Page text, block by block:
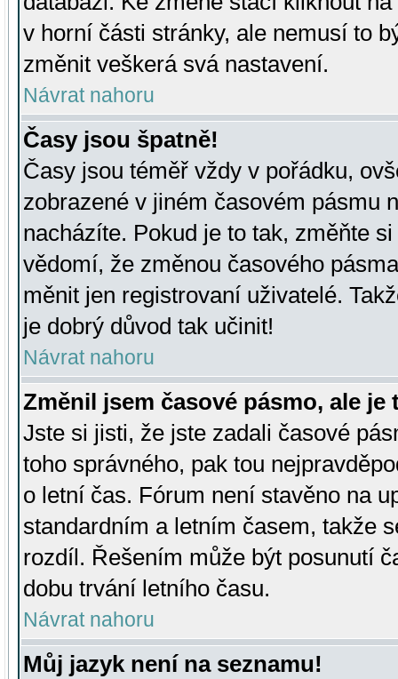
v horní části stránky, ale nemusí to
změnit veškerá svá nastavení.
Návrat nahoru
Časy jsou špatně!
Časy jsou téměř vždy v pořádku,
zobrazené v jiném časovém pásmu
nacházíte. Pokud je to tak, změňte
vědomí, že změnou časového
měnit jen registrovaní uživatelé.
je dobrý důvod tak učinit!
Návrat nahoru
Změnil jsem časové pásmo, ale je
Jste si jisti, že jste zadali časové
toho správného, pak tou
o letní čas. Fórum není stavěno na
standardním a letním časem, takže
rozdíl. Řešením může být posunutí
dobu trvání letního času.
Návrat nahoru
Můj jazyk není na seznamu!